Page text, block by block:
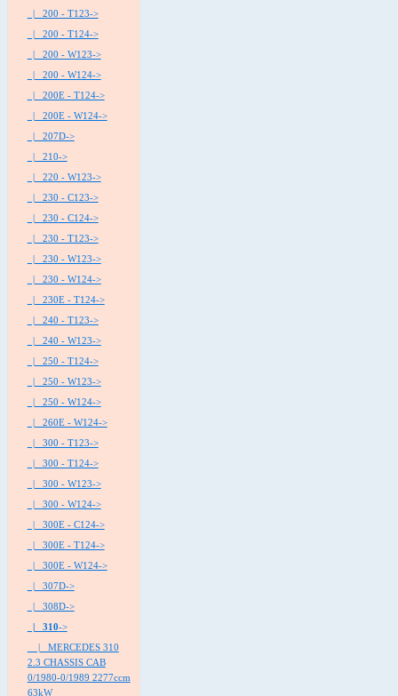
|_ 200 - T123->
|_ 200 - T124->
|_ 200 - W123->
|_ 200 - W124->
|_ 200E - T124->
|_ 200E - W124->
|_ 207D->
|_ 210->
|_ 220 - W123->
|_ 230 - C123->
|_ 230 - C124->
|_ 230 - T123->
|_ 230 - W123->
|_ 230 - W124->
|_ 230E - T124->
|_ 240 - T123->
|_ 240 - W123->
|_ 250 - T124->
|_ 250 - W123->
|_ 250 - W124->
|_ 260E - W124->
|_ 300 - T123->
|_ 300 - T124->
|_ 300 - W123->
|_ 300 - W124->
|_ 300E - C124->
|_ 300E - T124->
|_ 300E - W124->
|_ 307D->
|_ 308D->
|_ 310->
|_ MERCEDES 310
2.3 CHASSIS CAB
0/1980-0/1989 2277ccm
63kW